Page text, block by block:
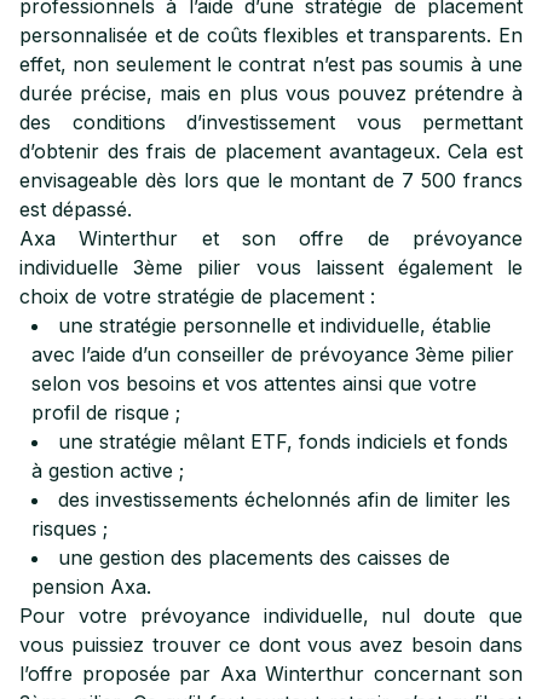
professionnels à l’aide d’une stratégie de placement
personnalisée et de coûts flexibles et transparents. En
effet, non seulement le contrat n’est pas soumis à une
durée précise, mais en plus vous pouvez prétendre à
des conditions d’investissement vous permettant
d’obtenir des frais de placement avantageux. Cela est
envisageable dès lors que le montant de 7 500 francs
est dépassé.
Axa Winterthur et son offre de prévoyance
individuelle 3ème pilier vous laissent également le
choix de votre stratégie de placement :
une stratégie personnelle et individuelle, établie
avec l’aide d’un conseiller de prévoyance 3ème pilier
selon vos besoins et vos attentes ainsi que votre
profil de risque ;
une stratégie mêlant ETF, fonds indiciels et fonds
à gestion active ;
des investissements échelonnés afin de limiter les
risques ;
une gestion des placements des caisses de
pension Axa.
Pour votre prévoyance individuelle, nul doute que
vous puissiez trouver ce dont vous avez besoin dans
l’offre proposée par Axa Winterthur concernant son